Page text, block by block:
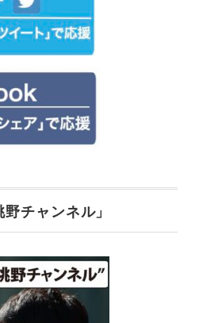
チャンネル」